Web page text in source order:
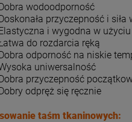
wodoodporność
przyczepność i siła
i wygodna w użyciu
do rozdarcia ręką
odporność na niskie
uniwersalność
przyczepność
odpręż się ręcznie
taśm tkaninowych: